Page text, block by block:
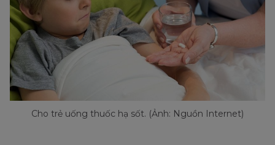
Cho trẻ uống thuốc hạ sốt. (Ảnh: Nguồn Internet)